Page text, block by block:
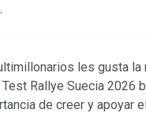
les gusta la
Rallye Suecia 2026
de creer y apoyar